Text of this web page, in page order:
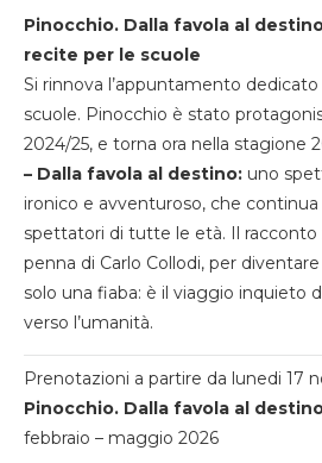
Pinocchio. Dalla favola al
recite per le scuole
Si rinnova l’appuntamento
scuole. Pinocchio è stato
2024/25, e torna ora nella stagione
– Dalla favola al destino: uno
ironico e avventuroso, che continua
spettatori di tutte le età. Il racconto
penna di Carlo Collodi, per
solo una fiaba: è il viaggio inquieto
verso l’umanità.
Prenotazioni a partire da lunedi 17
Pinocchio. Dalla favola al
febbraio – maggio 2026